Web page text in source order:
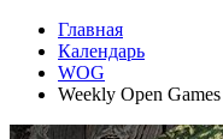
Главная
Календарь
WOG
Weekly Open